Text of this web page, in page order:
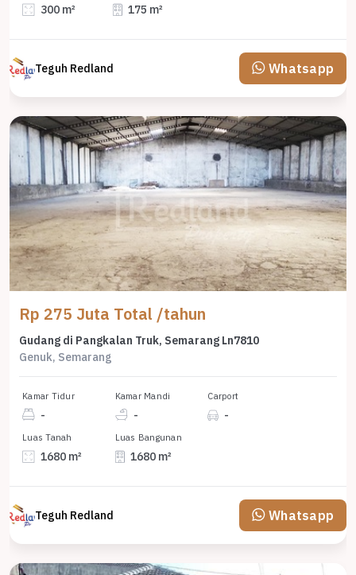
300 m² 175 m²
Teguh Redland Whatsapp
Rp 275 Juta Total /tahun
Gudang di Pangkalan Truk, Semarang Ln7810
Genuk, Semarang
Kamar Tidur
-
Kamar Mandi
-
Carport
-
Luas Tanah
1680 m²
Luas Bangunan
1680 m²
Teguh Redland Whatsapp